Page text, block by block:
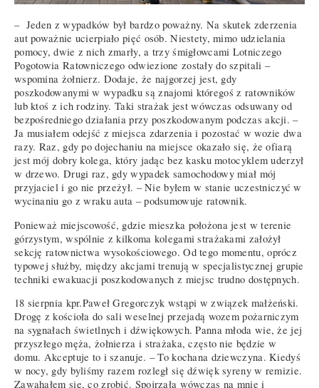
– Jeden z wypadków był bardzo poważny. Na skutek zderzenia
aut poważnie ucierpiało pięć osób. Niestety, mimo udzielania
pomocy, dwie z nich zmarły, a trzy śmigłowcami Lotniczego
Pogotowia Ratowniczego odwiezione zostały do szpitali –
wspomina żołnierz. Dodaje, że najgorzej jest, gdy
poszkodowanymi w wypadku są znajomi któregoś z ratowników
lub ktoś z ich rodziny. Taki strażak jest wówczas odsuwany od
bezpośredniego działania przy poszkodowanym podczas akcji. –
Ja musiałem odejść z miejsca zdarzenia i pozostać w wozie dwa
razy. Raz, gdy po dojechaniu na miejsce okazało się, że ofiarą
jest mój dobry kolega, który jadąc bez kasku motocyklem uderzył
w drzewo. Drugi raz, gdy wypadek samochodowy miał mój
przyjaciel i go nie przeżył. – Nie byłem w stanie uczestniczyć w
wycinaniu go z wraku auta – podsumowuje ratownik.
Ponieważ miejscowość, gdzie mieszka położona jest w terenie
górzystym, wspólnie z kilkoma kolegami strażakami założył
sekcję ratownictwa wysokościowego. Od tego momentu, oprócz
typowej służby, między akcjami trenują w specjalistycznej grupie
techniki ewakuacji poszkodowanych z miejsc trudno dostępnych.
18 sierpnia kpr.Paweł Gregorczyk wstąpi w związek małżeński.
Drogę z kościoła do sali weselnej przejadą wozem pożarniczym
na sygnałach świetlnych i dźwiękowych. Panna młoda wie, że jej
przyszłego męża, żołnierza i strażaka, często nie będzie w
domu. Akceptuje to i szanuje. – To kochana dziewczyna. Kiedyś
w nocy, gdy byliśmy razem rozległ się dźwięk syreny w remizie.
Zawahałem się, co zrobić. Spojrzała wówczas na mnie i